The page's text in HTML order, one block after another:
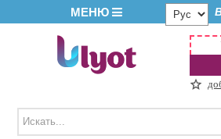
МЕНЮ